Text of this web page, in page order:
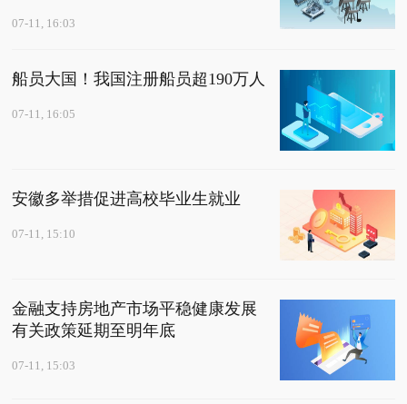
07-11, 16:03
船员大国！我国注册船员超190万人
07-11, 16:05
安徽多举措促进高校毕业生就业
07-11, 15:10
金融支持房地产市场平稳健康发展
有关政策延期至明年底
07-11, 15:03